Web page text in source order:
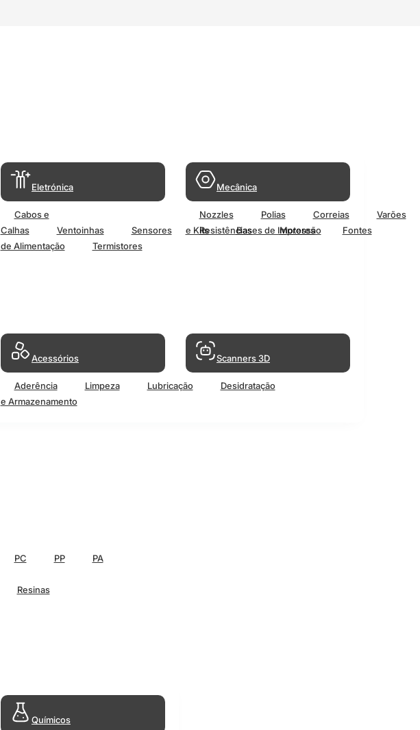
Eletrónica
Cabos e
Calhas
Ventoinhas Sensores Resistências Motores
Fontes
de Alimentação
Termistores
Mecânica
Nozzles Polias Correias
Varões
e Kits
Bases de Impressão
Acessórios
Aderência Limpeza Lubricação
Desidratação
e Armazenamento
Scanners 3D
PC PP
PA
Resinas
Químicos